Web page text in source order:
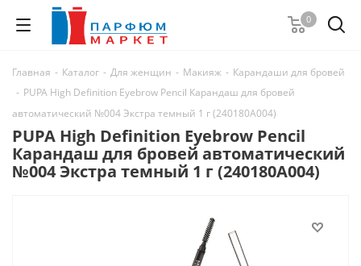
0
Главная - Каталог - Для женщин - Макияж - Карандаши для бровей
- PUPA High Definition Eyebrow Pencil Карандаш для бровей
автоматический №004 Экстра темный 1 г (240180А004)
PUPA High Definition Eyebrow Pencil
Карандаш для бровей автоматический
№004 Экстра темный 1 г (240180А004)